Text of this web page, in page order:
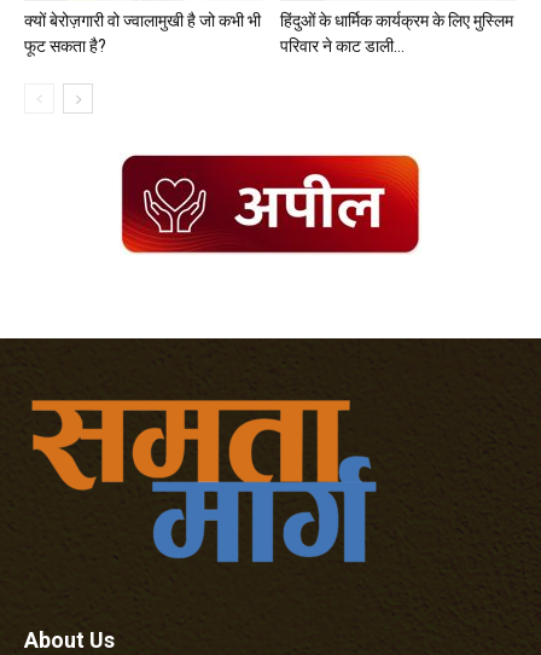
क्यों बेरोज़गारी वो ज्वालामुखी है जो कभी भी
फूट सकता है?
हिंदुओं के धार्मिक कार्यक्रम के लिए मुस्लिम
परिवार ने काट डाली...
About Us